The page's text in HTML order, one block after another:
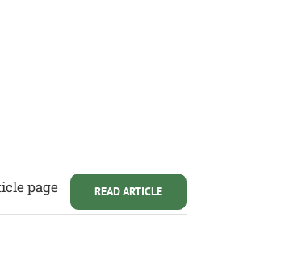
READ ARTICLE
page